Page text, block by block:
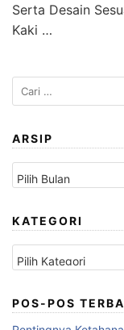
Serta Desain
Kaki …
Cari
untuk:
ARSIP
Arsip
KATEGORI
Kategori
POS-POS